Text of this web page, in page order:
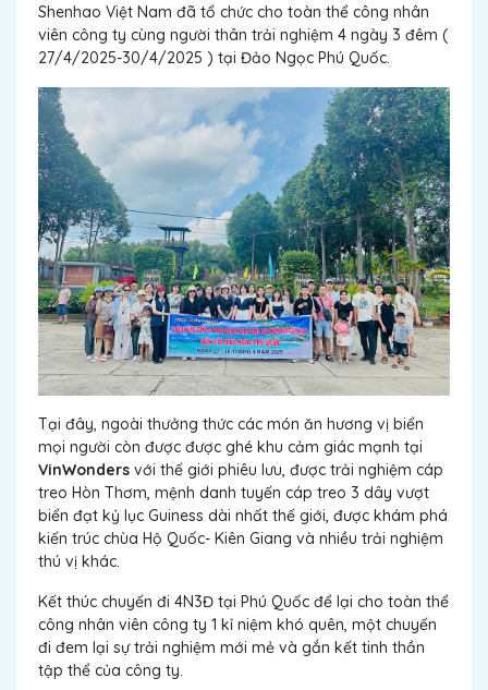
Shenhao Việt Nam đã tổ chức cho toàn thể công nhân
viên công ty cùng người thân trải nghiệm 4 ngày 3 đêm (
27/4/2025-30/4/2025 ) tại Đảo Ngọc Phú Quốc.
Tại đây, ngoài thưởng thức các món ăn hương vị biển
mọi người còn được được ghé khu cảm giác mạnh tại
VinWonders với thế giới phiêu lưu, được trải nghiệm cáp
treo Hòn Thơm, mệnh danh tuyến cáp treo 3 dây vượt
biển đạt kỷ lục Guiness dài nhất thế giới, được khám phá
kiến trúc chùa Hộ Quốc- Kiên Giang và nhiều trải nghiệm
thú vị khác.
Kết thúc chuyến đi 4N3Đ tại Phú Quốc để lại cho toàn thể
công nhân viên công ty 1 kỉ niệm khó quên, một chuyến
đi đem lại sự trải nghiệm mới mẻ và gắn kết tinh thần
tập thể của công ty.